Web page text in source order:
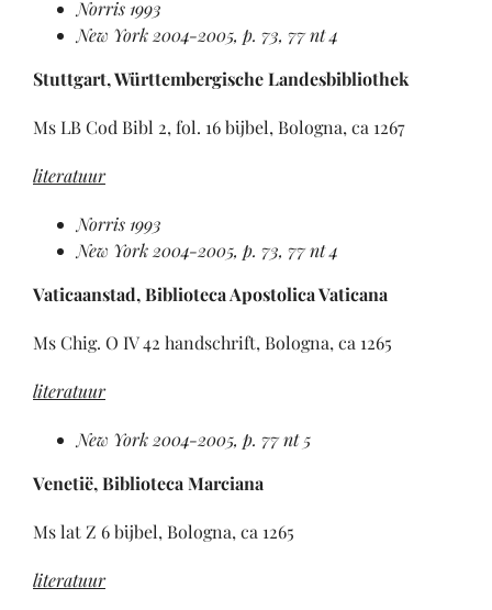
Norris 1993
New York 2004-2005, p. 73, 77 nt 4
Stuttgart, Württembergische Landesbibliothek
Ms LB Cod Bibl 2, fol. 16 bijbel, Bologna, ca 1267
literatuur
Norris 1993
New York 2004-2005, p. 73, 77 nt 4
Vaticaanstad, Biblioteca Apostolica Vaticana
Ms Chig. O IV 42 handschrift, Bologna, ca 1265
literatuur
New York 2004-2005, p. 77 nt 5
Venetië, Biblioteca Marciana
Ms lat Z 6 bijbel, Bologna, ca 1265
literatuur